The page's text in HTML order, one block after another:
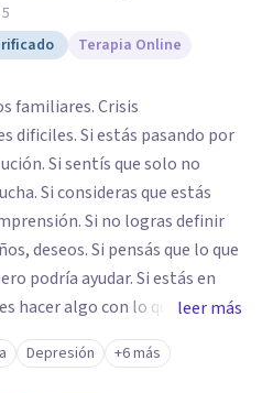
Terapia Online
familiares. Crisis
dificiles. Si estás pasando por
Si sentís que solo no
Si consideras que estás
Si no logras definir
deseos. Si pensás que lo que
podría ayudar. Si estás en
hacer algo con lo que te está
generando esa angustia.
leer más
Depresión +6 más